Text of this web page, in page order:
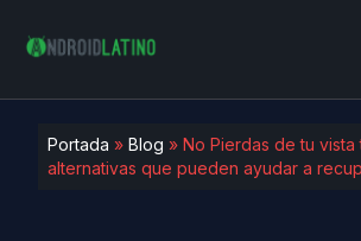
Portada » Blog » No Pierdas de tu vista
alternativas que pueden ayudar a